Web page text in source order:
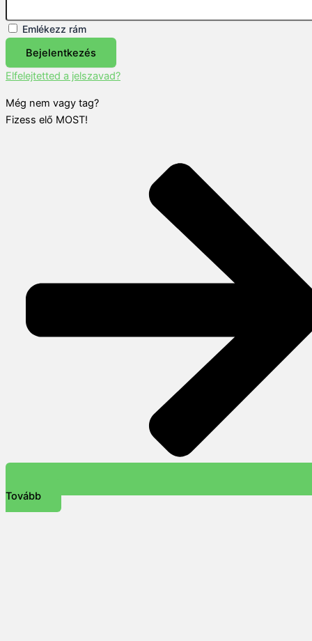
Emlékezz rám
Bejelentkezés
Elfelejtetted a jelszavad?
Még nem vagy tag?
Fizess elő MOST!
Tovább